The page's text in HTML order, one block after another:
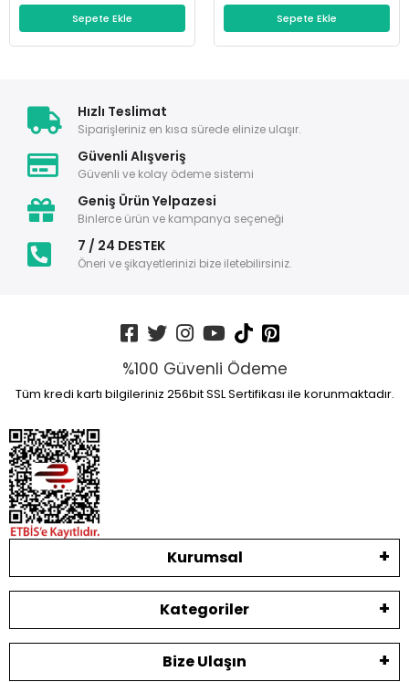
Sepete Ekle Sepete Ekle
Hızlı Teslimat
Siparişleriniz en kısa sürede elinize ulaşır.
Güvenli Alışveriş
Güvenli ve kolay ödeme sistemi
Geniş Ürün Yelpazesi
Binlerce ürün ve kampanya seçeneği
7 / 24 DESTEK
Öneri ve şikayetlerinizi bize iletebilirsiniz.
%100 Güvenli Ödeme
Tüm kredi kartı bilgileriniz 256bit SSL Sertifikası ile korunmaktadır.
Kurumsal
Kategoriler
Bize Ulaşın